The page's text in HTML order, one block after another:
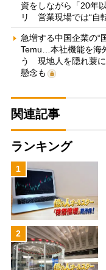
資をしながら「20年
リ 営業現場では“自
急増する中国企業の“
Temu…本社機能を海
う 現地人を隠れ蓑
懸念も
関連記事
ランキング
1
2